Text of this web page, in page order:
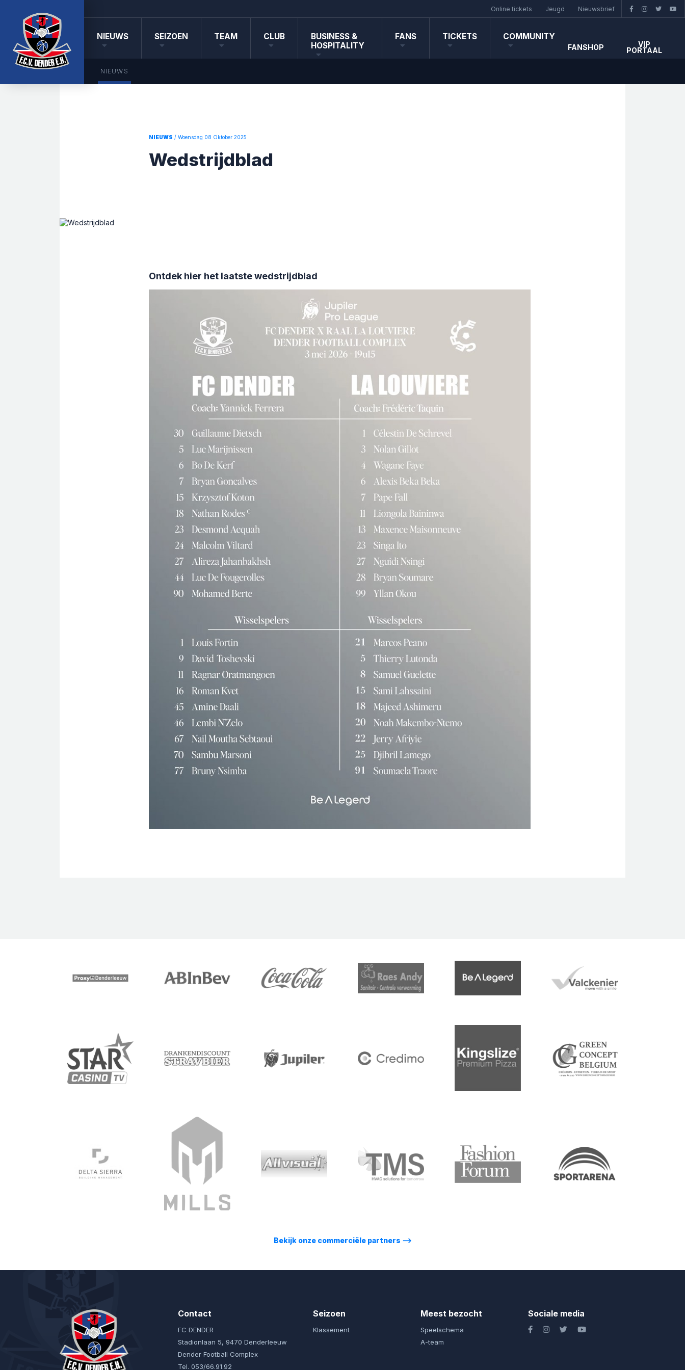
Online tickets Jeugd Nieuwsbrief
NIEUWS
NIEUWS
SEIZOEN TEAM CLUB
BUSINESS &
HOSPITALITY
FANS TICKETS COMMUNITY
FANSHOP VIP
PORTAAL
NIEUWS / Woensdag 08 Oktober 2025
Wedstrijdblad
Ontdek hier het laatste wedstrijdblad
Bekijk onze commerciële partners ⟶
Contact
FC DENDER
Stadionlaan 5, 9470 Denderleeuw
Dender Football Complex
Tel. 053/66.91.92
Seizoen
Klassement
Meest bezocht
Speelschema
A-team
Sociale media